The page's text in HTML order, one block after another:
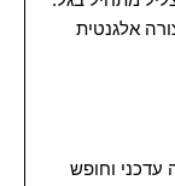
אלגנטית
עדכני וחופש